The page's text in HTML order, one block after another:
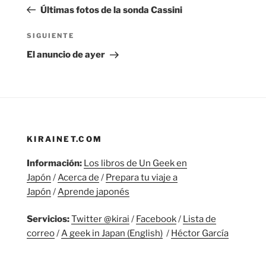
entradas
anterior:
Últimas fotos de la sonda Cassini
Siguiente
entrada
SIGUIENTE
El anuncio de ayer
KIRAINET.COM
Información: Los libros de Un Geek en
Japón /Acerca de / Prepara tu viaje a
Japón /Aprende japonés
Servicios:Twitter @kirai / Facebook/ Lista de
correo/A geek in Japan (English) / Héctor García